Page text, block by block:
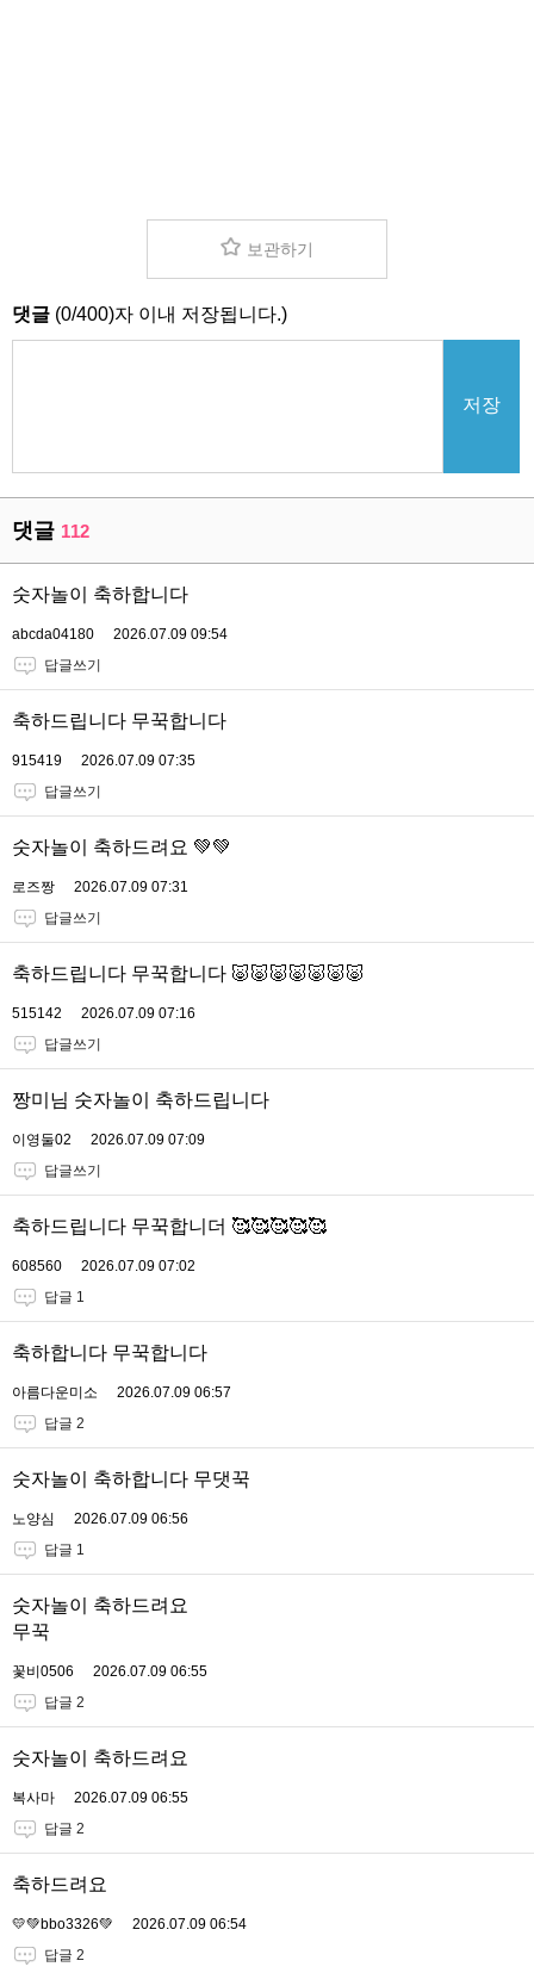
보관하기
댓글 (0/400)자 이내 저장됩니다.)
저장
댓글 112
숫자놀이 축하합니다
abcda04180
2026.07.09 09:54
답글쓰기
축하드립니다 무꾹합니다
915419
2026.07.09 07:35
답글쓰기
숫자놀이 축하드려요 💚💚
로즈짱
2026.07.09 07:31
답글쓰기
축하드립니다 무꾹합니다 🐷🐷🐷🐷🐷🐷🐷
515142
2026.07.09 07:16
답글쓰기
짱미님 숫자놀이 축하드립니다
이영둘02
2026.07.09 07:09
답글쓰기
축하드립니다 무꾹합니더 🥰🥰🥰🥰🥰
608560
2026.07.09 07:02
답글 1
축하합니다 무꾹합니다
아름다운미소
2026.07.09 06:57
답글 2
숫자놀이 축하합니다 무댓꾹
노양심
2026.07.09 06:56
답글 1
숫자놀이 축하드려요
무꾹
꽃비0506
2026.07.09 06:55
답글 2
숫자놀이 축하드려요
복사마
2026.07.09 06:55
답글 2
축하드려요
💛💚bbo3326💚
2026.07.09 06:54
답글 2